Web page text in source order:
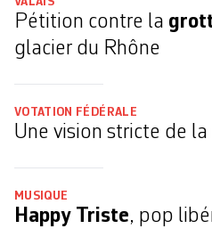
Pétition contre la
glacier du Rhône
VOTATION FÉDÉRALE
Une vision stricte de la
MUSIQUE
Happy Triste, pop